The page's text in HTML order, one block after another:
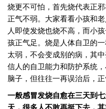
烧更不可怕，首先烧代表正
正气不弱。大家看看小孩和
人即使发烧也烧不高，而小
孩正气足。烧是人体自卫的
太弱，不会变成别的病，其
信人的自卫能力和防护系统
脑子，但往往一再误治后，
一般感冒发烧自愈在三天到